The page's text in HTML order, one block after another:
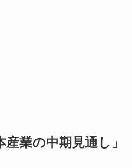
業の中期見通し」